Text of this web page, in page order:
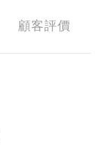
顧客評價